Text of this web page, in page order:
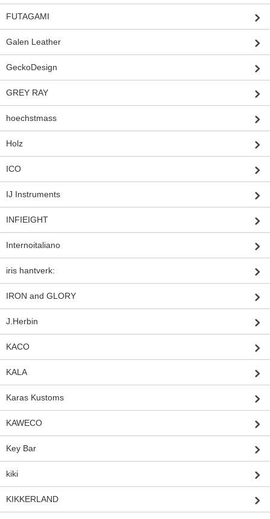
FUTAGAMI
Galen Leather
GeckoDesign
GREY RAY
hoechstmass
Holz
ICO
IJ Instruments
INFIEIGHT
Internoitaliano
iris hantverk:
IRON and GLORY
J.Herbin
KACO
KALA
Karas Kustoms
KAWECO
Key Bar
kiki
KIKKERLAND